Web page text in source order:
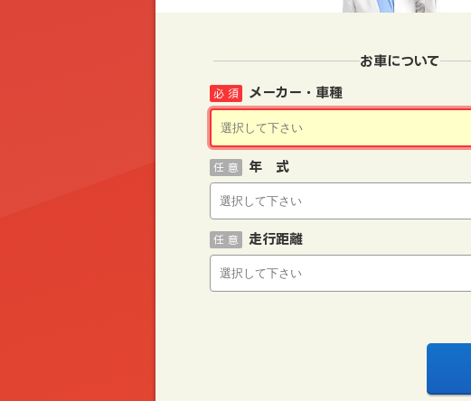
お車について
メーカー・車種
必 須
年 式
任 意
走行距離
任 意